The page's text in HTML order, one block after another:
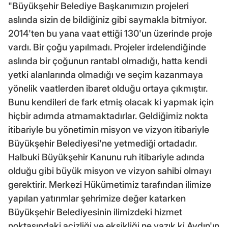
"Büyükşehir Belediye Başkanımızın projeleri
aslında sizin de bildiğiniz gibi saymakla bitmiyor.
2014'ten bu yana vaat ettiği 130'un üzerinde proje
vardı. Bir çoğu yapılmadı. Projeler irdelendiğinde
aslında bir çoğunun rantabl olmadığı, hatta kendi
yetki alanlarında olmadığı ve seçim kazanmaya
yönelik vaatlerden ibaret olduğu ortaya çıkmıştır.
Bunu kendileri de fark etmiş olacak ki yapmak için
hiçbir adımda atmamaktadırlar. Geldiğimiz nokta
itibariyle bu yönetimin misyon ve vizyon itibariyle
Büyükşehir Belediyesi'ne yetmediği ortadadır.
Halbuki Büyükşehir Kanunu ruh itibariyle adında
olduğu gibi büyük misyon ve vizyon sahibi olmayı
gerektirir. Merkezi Hükümetimiz tarafından ilimize
yapılan yatırımlar şehrimize değer katarken
Büyükşehir Belediyesinin ilimizdeki hizmet